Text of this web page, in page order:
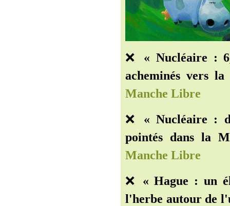
❌ « Nucléaire :
acheminés vers
Manche Libre
❌ « Nucléaire :
pointés dans la
Manche Libre
❌ « Hague : un
l'herbe autour de